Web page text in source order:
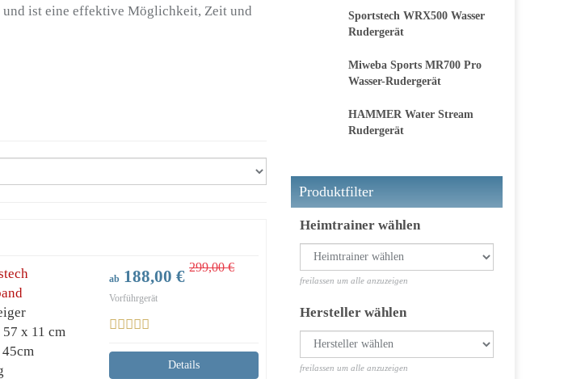
ist eine effektive Möglichkeit, Zeit und
ab 188,00 €299,00 €
Vorführgerät
Details
57 x 11 cm
Sportstech WRX500 Wasser
Rudergerät
Miweba Sports MR700 Pro
Wasser-Rudergerät
HAMMER Water Stream
Rudergerät
Produktfilter
Heimtrainer wählen
freilassen um alle anzuzeigen
Hersteller wählen
freilassen um alle anzuzeigen